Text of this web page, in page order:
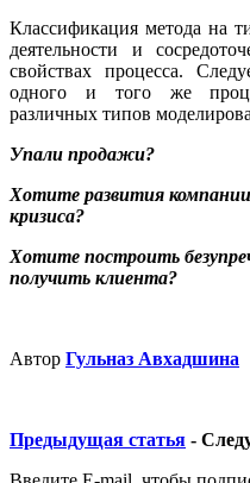
Классификация метода на
деятельности и
свойствах процесса.
одного и того же
различных типов
Упали продажи?
Хотите развития
кризиса?
Хотите построить
получить клиента?
Автор Гульназ Авхадшина
Предыдущая статья -